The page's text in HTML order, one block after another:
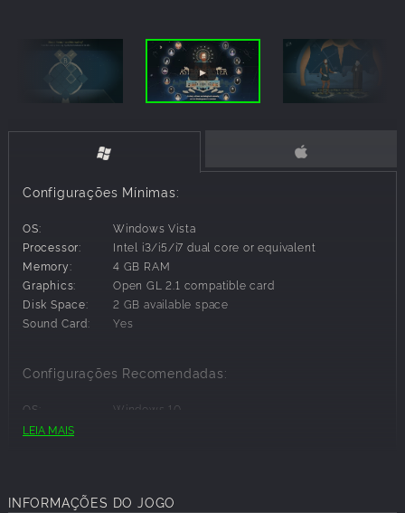
Configurações Mínimas:
OS:
Windows Vista
Processor:
Intel i3/i5/i7 dual core or equivalent
Memory:
4 GB RAM
Graphics:
Open GL 2.1 compatible card
Disk Space:
2 GB available space
Sound Card:
Yes
Configurações Recomendadas:
OS:
Windows 10
Processor:
Sound Card:
Yes
LEIA MAIS
INFORMAÇÕES DO JOGO